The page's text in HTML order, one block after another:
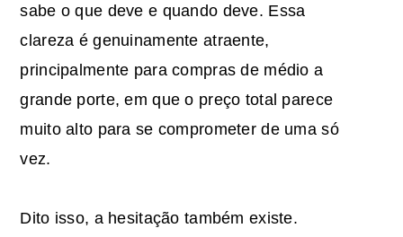
sabe o que deve e quando deve. Essa
clareza é genuinamente atraente,
principalmente para compras de médio a
grande porte, em que o preço total parece
muito alto para se comprometer de uma só
vez.
Dito isso, a hesitação também existe.